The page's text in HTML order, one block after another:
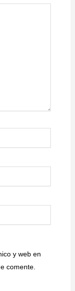
y web en
comente.